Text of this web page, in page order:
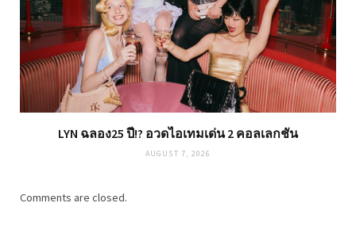
LYN ฉลอง25 ปี!? อวดไอเทมเด่น 2 คอลเลกชัน
AUGUST 7, 2026
Comments are closed.